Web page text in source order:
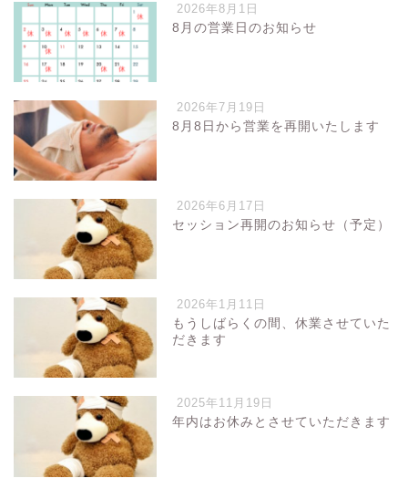
2026年8月1日
8月の営業日のお知らせ
2026年7月19日
8月8日から営業を再開いたします
2026年6月17日
セッション再開のお知らせ（予定）
2026年1月11日
もうしばらくの間、休業させていた
だきます
2025年11月19日
年内はお休みとさせていただきます